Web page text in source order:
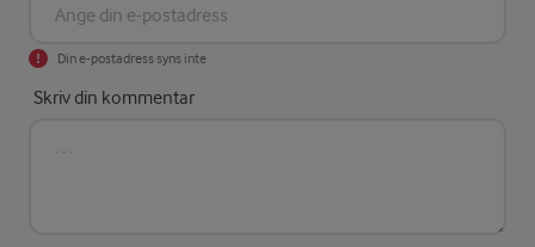
Din e-postadress syns inte
Skriv din kommentar